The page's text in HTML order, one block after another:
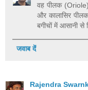
वह पीलक
और कालासिर
बगीचों में आसानी से
जवाब दें
Rajendra